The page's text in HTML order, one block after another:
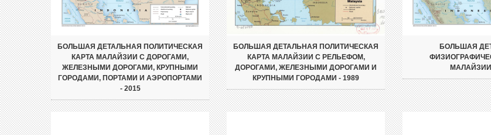
БОЛЬШАЯ ДЕТАЛЬНАЯ ПОЛИТИЧЕСКАЯ
КАРТА МАЛАЙЗИИ С ДОРОГАМИ,
ЖЕЛЕЗНЫМИ ДОРОГАМИ, КРУПНЫМИ
ГОРОДАМИ, ПОРТАМИ И АЭРОПОРТАМИ
- 2015
БОЛЬШАЯ ДЕТАЛЬНАЯ ПОЛИТИЧЕСКАЯ
КАРТА МАЛАЙЗИИ С РЕЛЬЕФОМ,
ДОРОГАМИ, ЖЕЛЕЗНЫМИ ДОРОГАМИ И
КРУПНЫМИ ГОРОДАМИ - 1989
БОЛЬШАЯ
МАЛАЙЗИИ